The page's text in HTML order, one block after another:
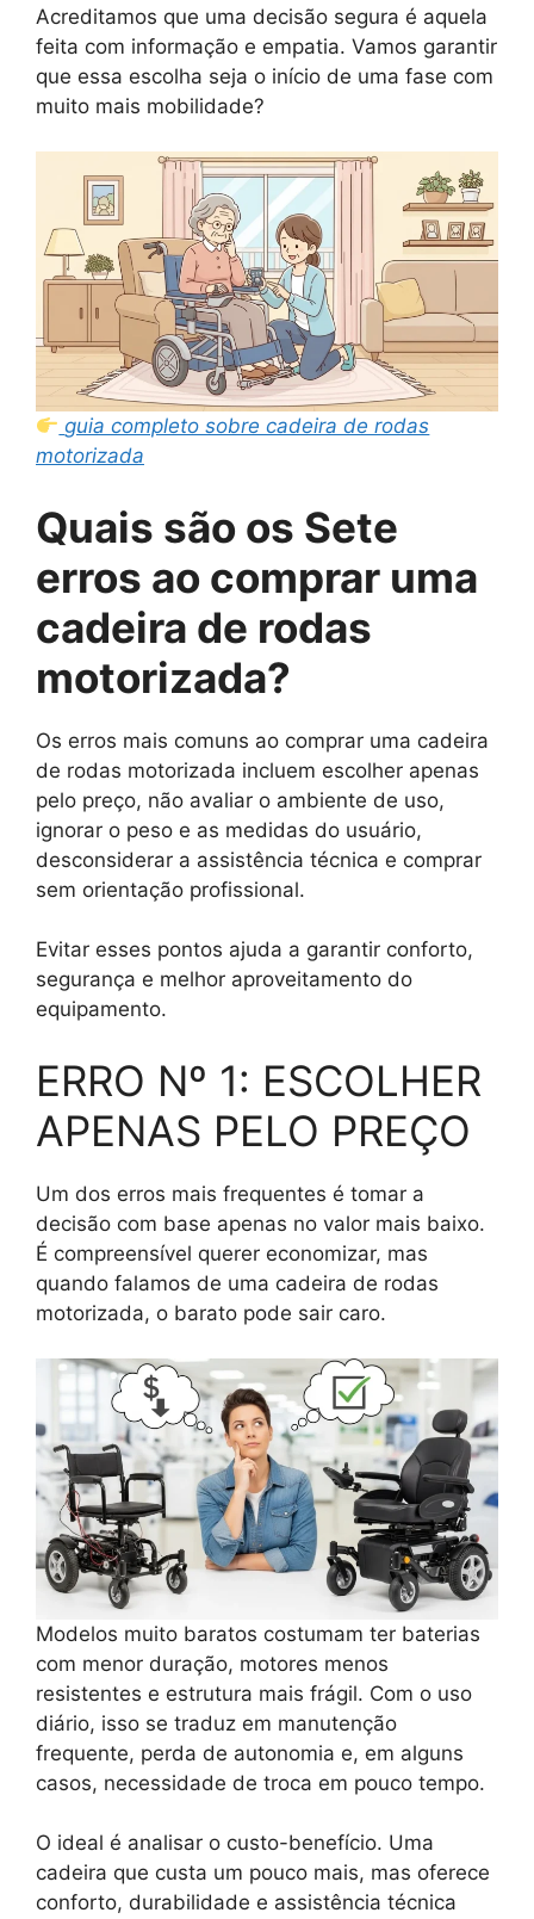
Acreditamos que uma decisão segura é aquela
feita com informação e empatia. Vamos garantir
que essa escolha seja o início de uma fase com
muito mais mobilidade?
guia completo sobre cadeira de rodas
motorizada
Quais são os Sete
erros ao comprar uma
cadeira de rodas
motorizada?
Os erros mais comuns ao comprar uma cadeira
de rodas motorizada incluem escolher apenas
pelo preço, não avaliar o ambiente de uso,
ignorar o peso e as medidas do usuário,
desconsiderar a assistência técnica e comprar
sem orientação profissional.
Evitar esses pontos ajuda a garantir conforto,
segurança e melhor aproveitamento do
equipamento.
ERRO Nº 1: ESCOLHER
APENAS PELO PREÇO
Um dos erros mais frequentes é tomar a
decisão com base apenas no valor mais baixo.
É compreensível querer economizar, mas
quando falamos de uma cadeira de rodas
motorizada, o barato pode sair caro.
Modelos muito baratos costumam ter baterias
com menor duração, motores menos
resistentes e estrutura mais frágil. Com o uso
diário, isso se traduz em manutenção
frequente, perda de autonomia e, em alguns
casos, necessidade de troca em pouco tempo.
O ideal é analisar o custo-benefício. Uma
cadeira que custa um pouco mais, mas oferece
conforto, durabilidade e assistência técnica